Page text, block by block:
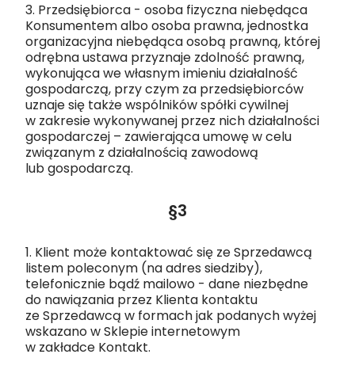
3. Przedsiębiorca - osoba fizyczna niebędąca
Konsumentem albo osoba prawna, jednostka
organizacyjna niebędąca osobą prawną, której
odrębna ustawa przyznaje zdolność prawną,
wykonująca we własnym imieniu działalność
gospodarczą, przy czym za przedsiębiorców
uznaje się także wspólników spółki cywilnej
w zakresie wykonywanej przez nich działalności
gospodarczej – zawierająca umowę w celu
związanym z działalnością zawodową
lub gospodarczą.
§3
1. Klient może kontaktować się ze Sprzedawcą
listem poleconym (na adres siedziby),
telefonicznie bądź mailowo - dane niezbędne
do nawiązania przez Klienta kontaktu
ze Sprzedawcą w formach jak podanych wyżej
wskazano w Sklepie internetowym
w zakładce Kontakt.